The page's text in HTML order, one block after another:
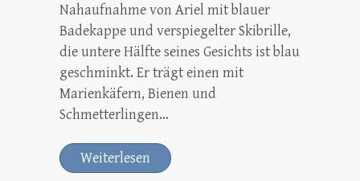
Nahaufnahme von Ariel mit blauer
Badekappe und verspiegelter Skibrille,
die untere Hälfte seines Gesichts ist blau
geschminkt. Er trägt einen mit
Marienkäfern, Bienen und
Schmetterlingen…
Weiterlesen